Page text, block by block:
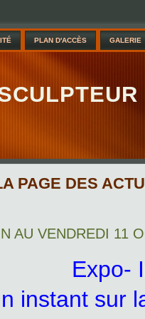
PLAN D'ACCÈS GALERIE
PAGE DES
AU VENDREDI 11
Expo-
instant sur